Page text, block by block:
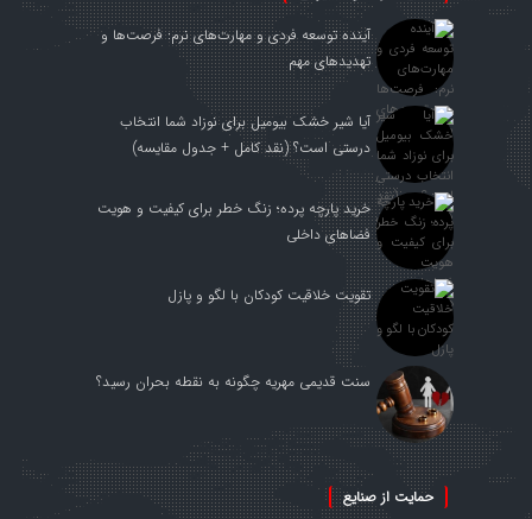
آینده توسعه فردی و مهارت‌های نرم: فرصت‌ها و
تهدیدهای مهم
آیا شیر خشک بیومیل برای نوزاد شما انتخاب
درستی است؟ (نقد کامل + جدول مقایسه)
خرید پارچه پرده؛ زنگ خطر برای کیفیت و هویت
فضاهای داخلی
تقویت خلاقیت کودکان با لگو و پازل
سنت قدیمی مهریه چگونه به نقطه بحران رسید؟
حمایت از صنایع